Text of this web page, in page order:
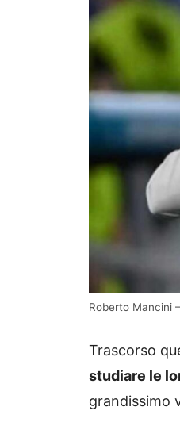
Roberto Mancini
Trascorso
studiare le
grandissimo